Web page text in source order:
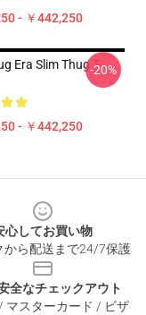
- ￥442,250
Era Slim Thug T-
- ￥442,250
-20%
心してお買い物
から配送まで24/7保護
全なチェックアウト
マスターカード / ビザ